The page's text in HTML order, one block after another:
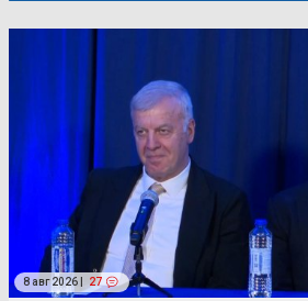
8 авг 2026 | 27